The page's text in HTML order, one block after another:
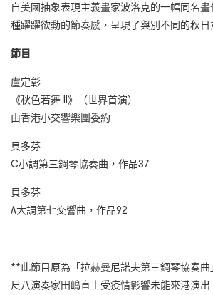
自美國抽象表現主義畫家波洛克的一幅同名
種躍躍欲動的節奏感，呈現了與別不同的秋日
節目
盧定彰
《秋色若舞 II》（世界首演）
由香港小交響樂團委約
貝多芬
C小調第三鋼琴協奏曲，作品37
貝多芬
A大調第七交響曲，作品92
**此節目原為「拉赫曼尼諾夫第三鋼琴協奏
尺八演奏家田嶋直士受疫情影響未能來港演出